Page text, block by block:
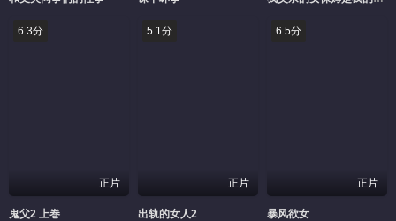
6.3分
正片
鬼父2 上巻
5.1分
正片
出轨的女人2
6.5分
正片
暴风欲女